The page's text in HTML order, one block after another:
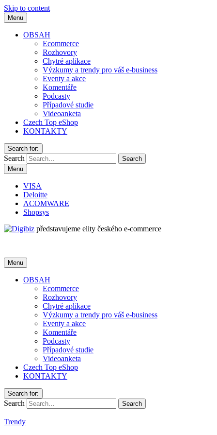
Skip to content
Menu
OBSAH
Ecommerce
Rozhovory
Chytré aplikace
Výzkumy a trendy pro váš e-business
Eventy a akce
Komentáře
Podcasty
Případové studie
Videoanketa
Czech Top eShop
KONTAKTY
Search for:
Search
Menu
VISA
Deloitte
ACOMWARE
Shopsys
představujeme elity českého e-commerce
Menu
OBSAH
Ecommerce
Rozhovory
Chytré aplikace
Výzkumy a trendy pro váš e-business
Eventy a akce
Komentáře
Podcasty
Případové studie
Videoanketa
Czech Top eShop
KONTAKTY
Search for:
Search
Trendy